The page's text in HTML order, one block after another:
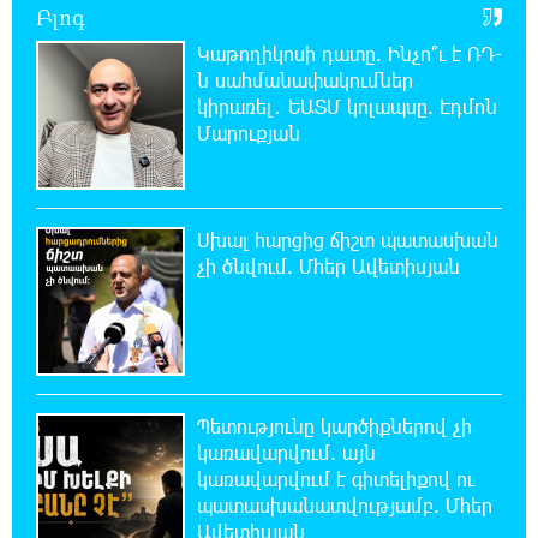
22:07:09 8-08-2026
Արտակարգ դեպք՝ Երևանում․ կոտրել են
«Հույս բոլոր մարդկանց» հիմնադրամի
շենքի պատուհաններն ու դռները
21:48:41 8-08-2026
Ալիևն ու Թրամփը հեռախոսազրույց են
ունեցել
21:29:45 8-08-2026
«Ինտեր»-ը հաղթեց «Յուվենտուս»-ին
21:10:46 8-08-2026
Քրեական վարույթի շրջանակում անձի
անձնական և ընտանեկան կյանքին առնչվող
Բլոգ
Կաթողիկոսի դատը. Ինչո՞ւ է ՌԴ-
ն սահմանափակումներ
կիրառել․ ԵԱՏՄ կոլապսը. Էդմոն
Մարուքյան
Սխալ հարցից ճիշտ պատասխան
չի ծնվում. Մհեր Ավետիսյան
Պետությունը կարծիքներով չի
կառավարվում. այն
կառավարվում է գիտելիքով ու
պատասխանատվությամբ. Մհեր
Ավետիսյան